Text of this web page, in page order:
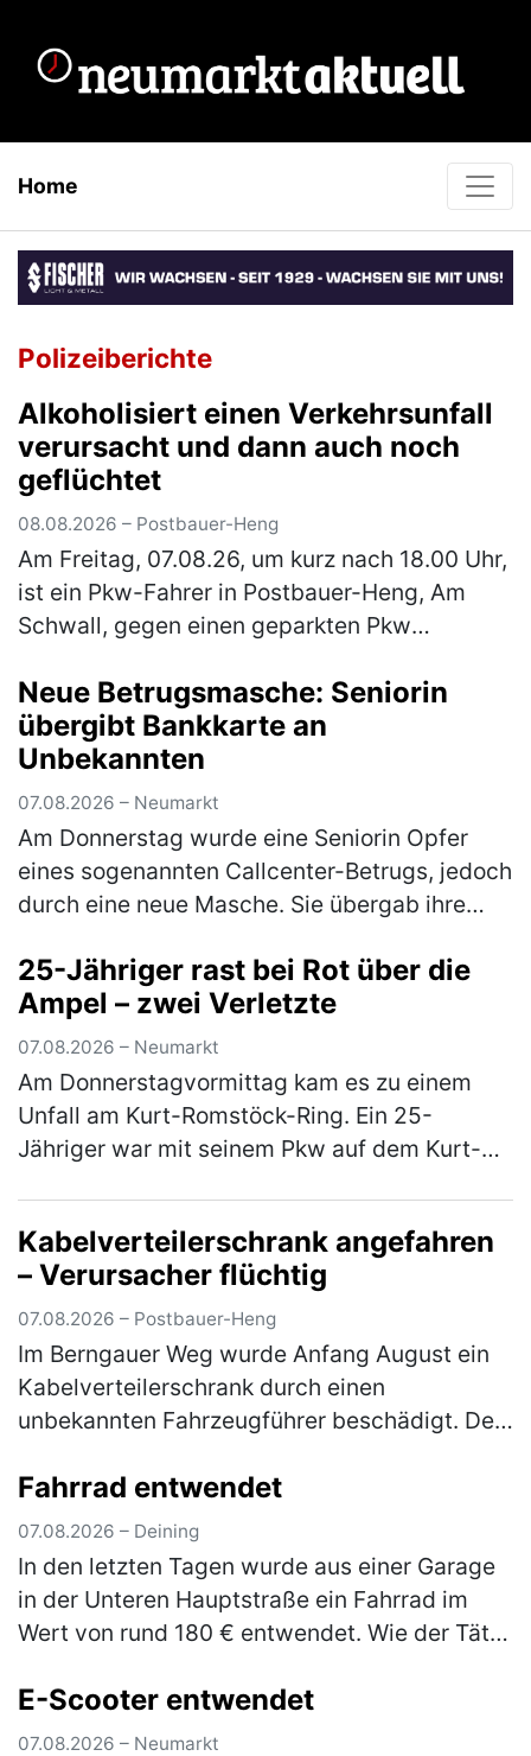
Home
Polizeiberichte
Alkoholisiert einen Verkehrsunfall
verursacht und dann auch noch
geflüchtet
08.08.2026 – Postbauer-Heng
Am Freitag, 07.08.26, um kurz nach 18.00 Uhr,
ist ein Pkw-Fahrer in Postbauer-Heng, Am
Schwall, gegen einen geparkten Pkw
o. g. Zeitpunkt stieß ein 40-jähr…(mehr)
Neue Betrugsmasche: Seniorin
übergibt Bankkarte an
Unbekannten
07.08.2026 – Neumarkt
Am Donnerstag wurde eine Seniorin Opfer
eines sogenannten Callcenter-Betrugs, jedoch
durch eine neue Masche. Sie übergab ihre
Person. Anschließend kam es zu einer…
(mehr)
25-Jähriger rast bei Rot über die
Ampel – zwei Verletzte
07.08.2026 – Neumarkt
Am Donnerstagvormittag kam es zu einem
Unfall am Kurt-Romstöck-Ring. Ein 25-
Jähriger war mit seinem Pkw auf dem Kurt-
Straß…(mehr)
Kabelverteilerschrank angefahren
– Verursacher flüchtig
07.08.2026 – Postbauer-Heng
Im Berngauer Weg wurde Anfang August ein
Kabelverteilerschrank durch einen
unbekannten Fahrzeugführer beschädigt. Der
von der Unfallstelle, ohne sich um den …
(mehr)
Fahrrad entwendet
07.08.2026 – Deining
In den letzten Tagen wurde aus einer Garage
in der Unteren Hauptstraße ein Fahrrad im
Wert von rund 180 € entwendet. Wie der Täter
Gegenstand der laufenden E…
E-Scooter entwendet
07.08.2026 – Neumarkt